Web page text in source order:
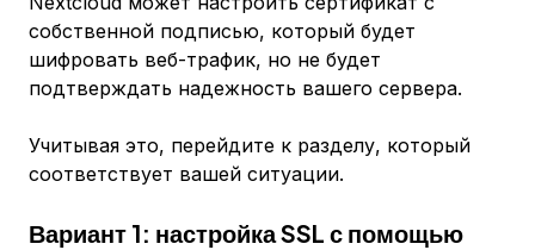
собственной подписью, который будет
шифровать веб-трафик, но не будет
подтверждать надежность вашего сервера.
Учитывая это, перейдите к разделу, который
соответствует вашей ситуации.
Вариант 1: настройка SSL с помощью